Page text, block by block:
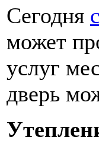
Сегодня
может
услуг
дверь